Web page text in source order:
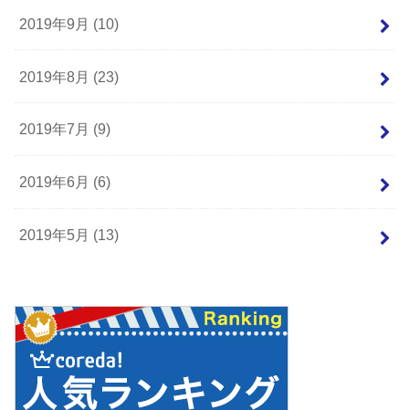
2019年9月 (10)
2019年8月 (23)
2019年7月 (9)
2019年6月 (6)
2019年5月 (13)